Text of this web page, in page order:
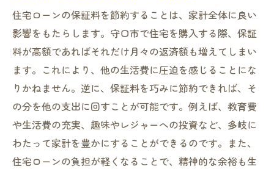
保証料の低い金融機関を見つける
上手な返済計画の立て方
保証料と他の諸費用のトータルコストを考
慮
早期完済を視野に入れた保証料節約
保証料に影響を与える要因を理解する
守口市でおすすめのローン選び
保証料の見直しで住宅ローンの総額を減らす秘
住宅ローンの保証料を節約することは、家計全体に良い
影響をもたらします。守口市で住宅を購入する際、保証
料が高額であればそれだけ月々の返済額も増えてしまい
ます。これにより、他の生活費に圧迫を感じることにな
りかねません。逆に、保証料を巧みに節約できれば、そ
の分を他の支出に回すことが可能です。例えば、教育費
や生活費の充実、趣味やレジャーへの投資など、多岐に
わたって家計を豊かにすることができるのです。また、
住宅ローンの負担が軽くなることで、精神的な余裕も生